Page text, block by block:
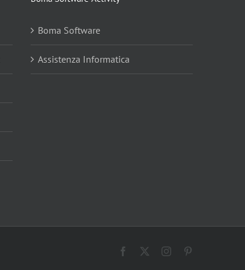
Boma Software
Assistenza Informatica
Facebook Instagram